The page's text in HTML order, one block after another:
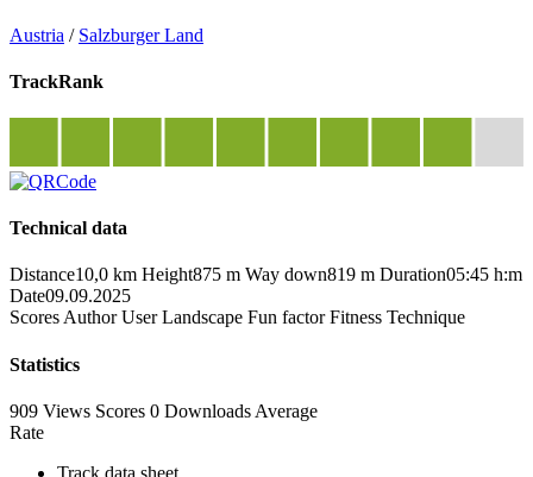
Austria / Salzburger Land
TrackRank
Technical data
Distance10,0 km Height875 m Way down819 m Duration05:45 h:m
Date09.09.2025
Scores Author User Landscape Fun factor Fitness Technique
Statistics
909 Views Scores 0 Downloads Average
Rate
Track data sheet